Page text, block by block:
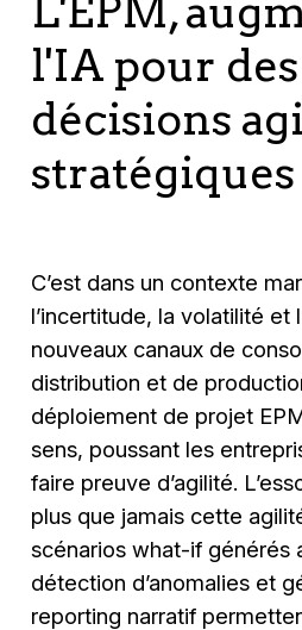
L'EPM,
l'IA pour
décisions
stratégiques
C’est dans un contexte
l’incertitude, la volatilité et
nouveaux canaux de
distribution et de
déploiement de projet
sens, poussant les
faire preuve d’agilité.
plus que jamais cette
scénarios what-if générés
détection d’anomalies et
reporting narratif